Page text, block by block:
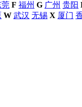
莞 F 福州 G 广州 贵阳
W 武汉 无锡 X 厦门